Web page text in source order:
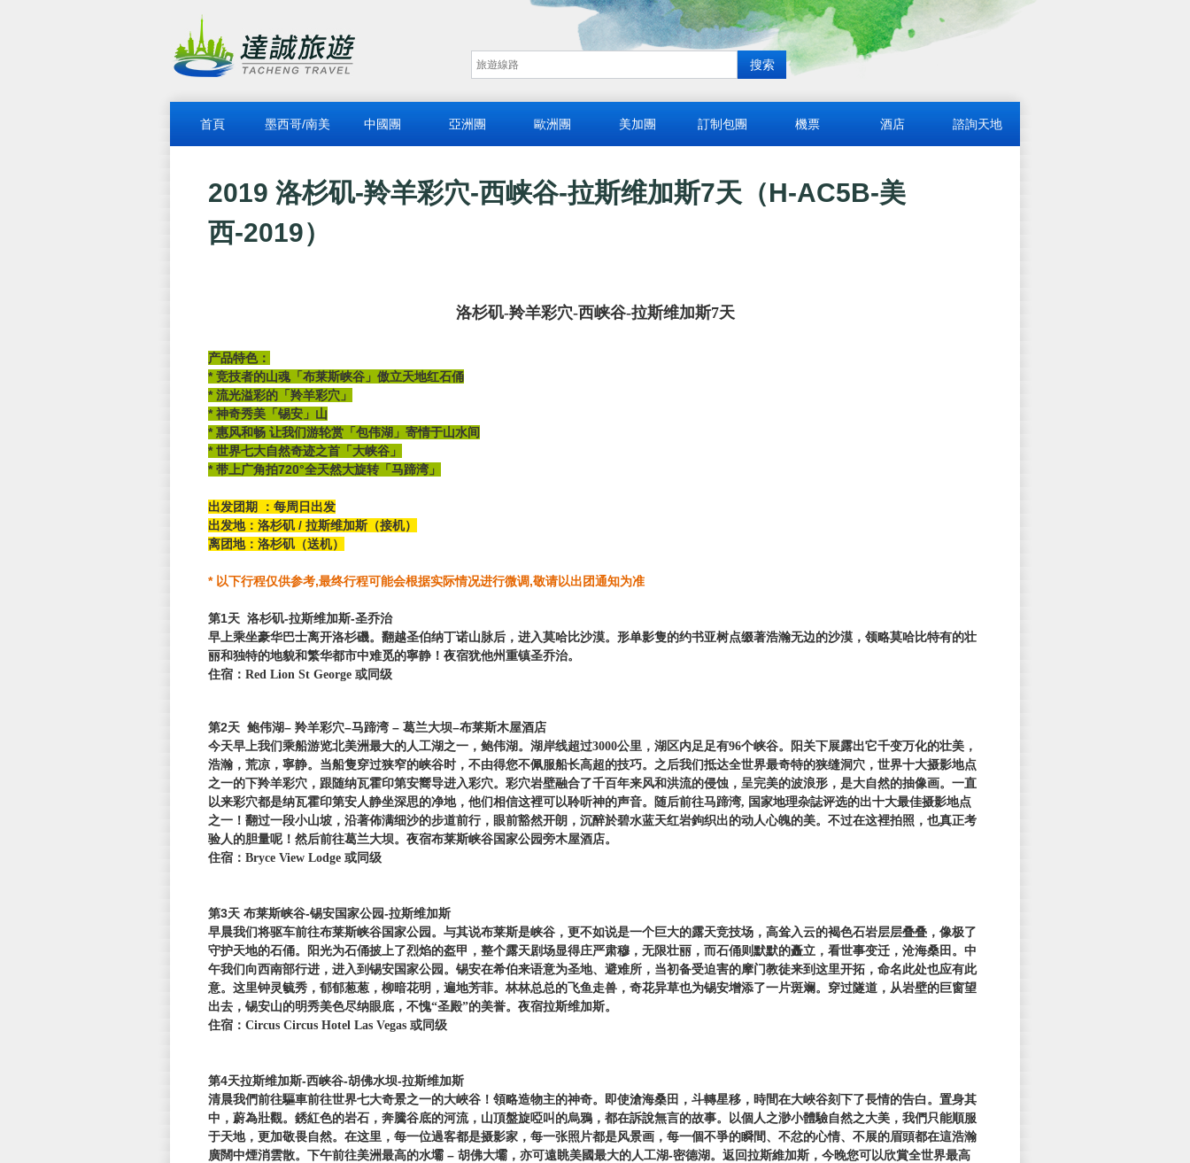
首頁 墨西哥/南美 中國團 亞洲團 歐洲團 美加團 訂制包團 機票 酒店 諮詢天地
2019 洛杉矶-羚羊彩穴-西峡谷-拉斯维加斯7天（H-AC5B-美
西-2019）
洛杉矶-羚羊彩穴-西峡谷-拉斯维加斯7天
产品特色：
* 竞技者的山魂「布莱斯峡谷」傲立天地红石俑
* 流光溢彩的「羚羊彩穴」
* 神奇秀美「锡安」山
* 惠风和畅 让我们游轮赏「包伟湖」寄情于山水间
* 世界七大自然奇迹之首「大峡谷」
* 带上广角拍720°全天然大旋转「马蹄湾」
出发团期 ： 每周日出发
出发地：洛杉矶 / 拉斯维加斯（接机）
离团地：洛杉矶（送机）
* 以下行程仅供参考,最终行程可能会根据实际情况进行微调,敬请以出团通知为准
第1天 洛杉矶-拉斯维加斯-圣乔治
早上乘坐豪华巴士离开洛杉磯。翻越圣伯纳丁诺山脉后，进入莫哈比沙漠。形单影隻的约书亚树点缀著浩瀚无边的沙漠，领略莫哈比特有的壮
丽和独特的地貌和繁华都市中难觅的寧静！夜宿犹他州重镇圣乔治。
住宿：Red Lion St George 或同级
第2天 鲍伟湖– 羚羊彩穴–马蹄湾 – 葛兰大坝–布莱斯木屋酒店
今天早上我们乘船游览北美洲最大的人工湖之一，鲍伟湖。湖岸线超过3000公里，湖区内足足有96个峡谷。阳关下展露出它千变万化的壮美，
浩瀚，荒凉，寧静。当船隻穿过狭窄的峡谷时，不由得您不佩服船长高超的技巧。之后我们抵达全世界最奇特的狭缝洞穴，世界十大摄影地点
之一的下羚羊彩穴，跟随纳瓦霍印第安嚮导进入彩穴。彩穴岩壁融合了千百年来风和洪流的侵蚀，呈完美的波浪形，是大自然的抽像画。一直
以来彩穴都是纳瓦霍印第安人静坐深思的净地，他们相信这裡可以聆听神的声音。随后前往马蹄湾, 国家地理杂誌评选的出十大最佳摄影地点
之一！翻过一段小山坡，沿著佈满细沙的步道前行，眼前豁然开朗，沉醉於碧水蓝天红岩鉤织出的动人心魄的美。不过在这裡拍照，也真正考
验人的胆量呢！然后前往葛兰大坝。夜宿布莱斯峡谷国家公园旁木屋酒店。
住宿：Bryce View Lodge 或同级
第3天 布莱斯峡谷-锡安国家公园-拉斯维加斯
早晨我们将驱车前往布莱斯峡谷国家公园。与其说布莱斯是峡谷，更不如说是一个巨大的露天竞技场，高耸入云的褐色石岩层层叠叠，像极了
守护天地的石俑。阳光为石俑披上了烈焰的盔甲，整个露天剧场显得庄严肃穆，无限壮丽，而石俑则默默的矗立，看世事变迁，沧海桑田。中
午我们向西南部行进，进入到锡安国家公园。锡安在希伯来语意为圣地、避难所，当初备受迫害的摩门教徒来到这里开拓，命名此处也应有此
意。这里钟灵毓秀，郁郁葱葱，柳暗花明，遍地芳菲。林林总总的飞鱼走兽，奇花异草也为锡安增添了一片斑斓。穿过隧道，从岩壁的巨窗望
出去，锡安山的明秀美色尽纳眼底，不愧“圣殿”的美誉。夜宿拉斯维加斯。
住宿：Circus Circus Hotel Las Vegas 或同级
第4天拉斯维加斯-西峡谷-胡佛水坝-拉斯维加斯
清晨我們前往驅車前往世界七大奇景之一的大峽谷！領略造物主的神奇。即使滄海桑田，斗轉星移，時間在大峽谷刻下了長情的告白。置身其
中，蔚為壯觀。銹紅色的岩石，奔騰谷底的河流，山頂盤旋啞叫的烏鴉，都在訴說無言的故事。以個人之渺小體驗自然之大美，我們只能順服
于天地，更加敬畏自然。在这里，每一位過客都是摄影家，每一张照片都是风景画，每一個不爭的瞬間、不忿的心情、不展的眉頭都在這浩瀚
廣闊中煙消雲散。下午前往美洲最高的水壩 – 胡佛大壩，亦可遠眺美國最大的人工湖-密德湖。返回拉斯維加斯，今晚您可以欣賞全世界最高